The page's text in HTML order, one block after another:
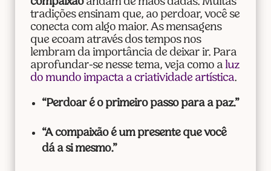
tradições ensinam que, ao perdoar, você se
conecta com algo maior. As mensagens
que ecoam através dos tempos nos
lembram da importância de deixar ir. Para
aprofundar-se nesse tema, veja como a luz
do mundo impacta a criatividade artística.
“Perdoar é o primeiro passo para a paz.”
“A compaixão é um presente que você
dá a si mesmo.”